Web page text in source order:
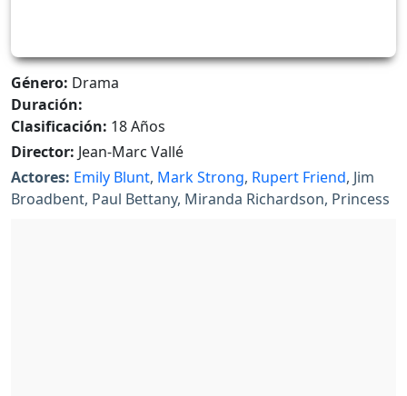
Género: Drama
Duración:
Clasificación: 18 Años
Director: Jean-Marc Vallé
Actores: Emily Blunt, Mark Strong, Rupert Friend, Jim
Broadbent, Paul Bettany, Miranda Richardson, Princess